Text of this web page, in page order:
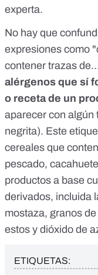
experta.
No hay que
expresiones como
contener trazas
alérgenos que sí
o receta de un
aparecer con algún
negrita). Este
cereales que
pescado,
productos a base
derivados, incluida
mostaza, granos
estos y dióxido de
ETIQUETAS: